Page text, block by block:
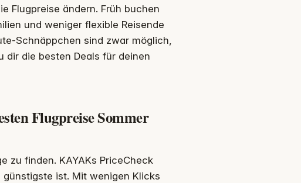
Flugpreise ändern. Früh buchen
und weniger flexible Reisende
Schnäppchen sind zwar möglich,
dir die besten Deals für deinen
Flugpreise Sommer
zu finden. KAYAKs PriceCheck
ist. Mit wenigen Klicks